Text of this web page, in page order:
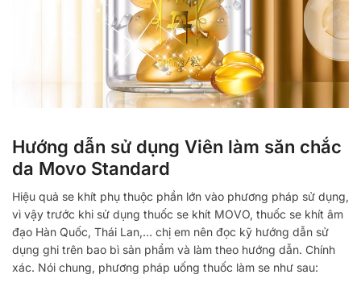
Hướng dẫn sử dụng Viên làm săn chắc
da Movo Standard
Hiệu quả se khít phụ thuộc phần lớn vào phương pháp sử dụng,
vì vậy trước khi sử dụng thuốc se khít MOVO, thuốc se khít âm
đạo Hàn Quốc, Thái Lan,… chị em nên đọc kỹ hướng dẫn sử
dụng ghi trên bao bì sản phẩm và làm theo hướng dẫn. Chính
xác. Nói chung, phương pháp uống thuốc làm se như sau: